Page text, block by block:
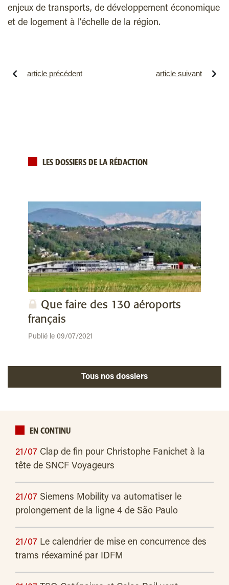
enjeux de transports, de développement économique
et de logement à l’échelle de la région.
article précédent article suivant
LES DOSSIERS DE LA RÉDACTION
Que faire des 130 aéroports
français
Publié le 09/07/2021
Tous nos dossiers
EN CONTINU
21/07 Clap de fin pour Christophe Fanichet à la
tête de SNCF Voyageurs
21/07 Siemens Mobility va automatiser le
prolongement de la ligne 4 de São Paulo
21/07 Le calendrier de mise en concurrence des
trams réexaminé par IDFM